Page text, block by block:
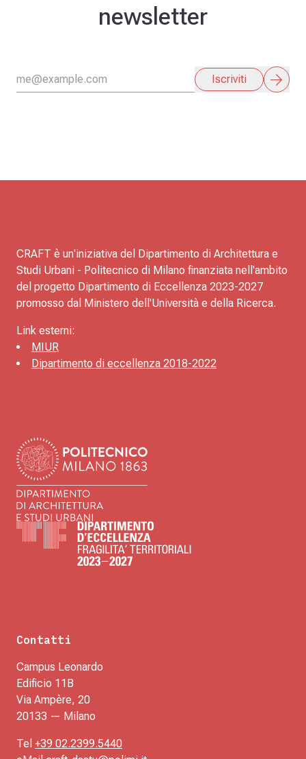
newsletter
Iscriviti arrow_forward
CRAFT è un'iniziativa del Dipartimento di Architettura e
Studi Urbani - Politecnico di Milano finanziata nell'ambito
del progetto Dipartimento di Eccellenza 2023-2027
promosso dal Ministero dell'Università e della Ricerca.
Link esterni:
MIUR
Dipartimento di eccellenza 2018-2022
Contatti
Campus Leonardo
Edificio 11B
Via Ampère, 20
20133 — Milano
Tel +39 02.2399.5440